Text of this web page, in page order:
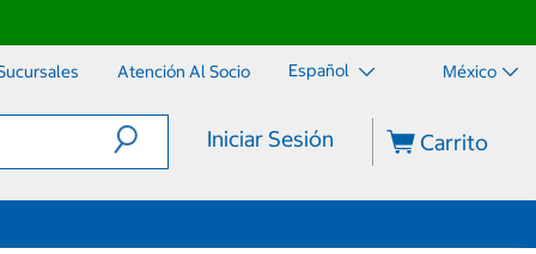
Atención Al Socio Español México
Iniciar Sesión Carrito